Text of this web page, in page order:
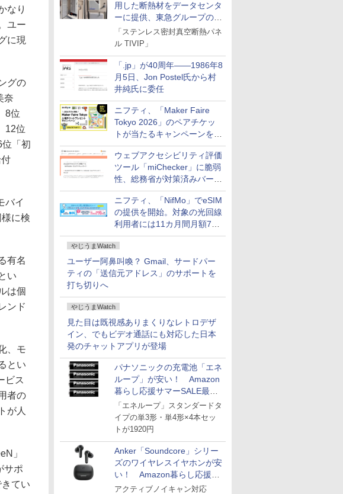
用した断熱材をデータセンタ
ーに提供、東急グループの実
証実験で
「ステンレス密封真空断熱パネ
ル TIVIP」
「.jp」が40周年――1986年8
月5日、Jon Postel氏から村
井純氏に委任
ニフティ、「Maker Faire
Tokyo 2026」のペアチケッ
トが当たるキャンペーンをX
で実施。8月16日まで
ウェブアクセシビリティ評価
ツール「miChecker」に脆弱
性、総務省が対策済みバージ
ョンへの更新を呼び掛け
ニフティ、「NifMo」でeSIM
の提供を開始。対象の光回線
利用者には11カ月間月額770
円割引のキャンペーン
やじうまWatch
ユーザー阿鼻叫喚？ Gmail、サードパー
ティの「送信元アドレス」のサポートを
打ち切りへ
やじうまWatch
見た目は既視感ありまくりなレトロデザ
イン、でもビデオ通話にも対応した日本
発のチャットアプリが登場
パナソニックの充電池「エネ
ループ」が安い！ Amazon
暮らし応援サマーSALE最終
日
「エネループ」スタンダードタ
イプの単3形・単4形×4本セッ
トが1920円
Anker「Soundcore」シリー
ズのワイヤレスイヤホンが安
い！ Amazon暮らし応援サ
マーSALE
アクティブノイキャン対応
なり
ユー
に現
グの
奈
8位
12位
位「初
バイ
に検
有名
い
は個
ンド
、モ
とい
ビス
者の
が人
」
サポ
てい